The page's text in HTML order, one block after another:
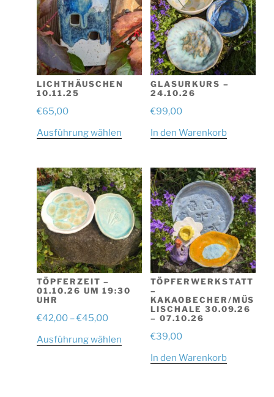
LICHTHÄUSCHEN
10.11.25
€65,00
Ausführung wählen
mehrere
Varianten
auf.
Die
Optionen
können
auf
Produktseite
gewählt
werden
GLASURKURS –
24.10.26
€99,00
In den Warenkorb
TÖPFERZEIT –
01.10.26 UM 19:30
UHR
€42,00 –€45,00Preisspanne:
bis
Ausführung wählen Dieses
Produkt
TÖPFERWERKSTATT
–
KAKAOBECHER/MÜS
LISCHALE 30.09.26
– 07.10.26
€39,00
In den Warenkorb